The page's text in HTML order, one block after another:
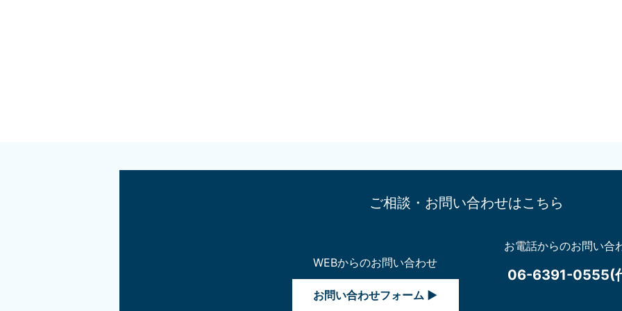
ご相談・お問い合わせはこちら
WEBからのお問い合わせ
お問い合わせフォーム ▶
お電話からのお問い合
06-6391-0555(